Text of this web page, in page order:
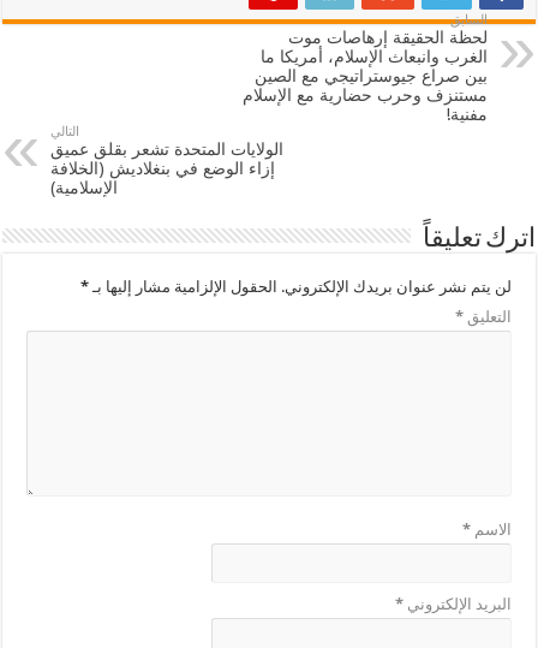
السابق
لحظة الحقيقة إرهاصات موت
الغرب وانبعاث الإسلام، أمريكا ما
بين صراع جيوستراتيجي مع الصين
مستنزف وحرب حضارية مع الإسلام
مفنية!
التالي
الولايات المتحدة تشعر بقلق عميق
إزاء الوضع في بنغلاديش (الخلافة
الإسلامية)
اترك تعليقاً
لن يتم نشر عنوان بريدك الإلكتروني. الحقول الإلزامية مشار إليها بـ*
التعليق*
الاسم*
البريد الإلكتروني*